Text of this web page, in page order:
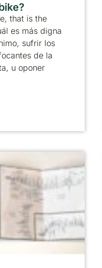
that is the
es más digna
sufrir los
de la
u oponer